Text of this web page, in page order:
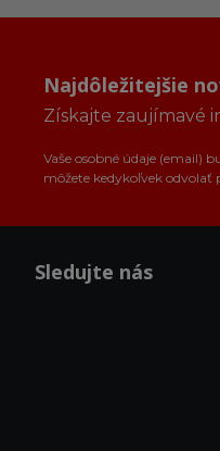
Najdôležitejšie
Získajte zaujímavé
Vaše osobné údaje (email)
môžete kedykoľvek
Sledujte nás